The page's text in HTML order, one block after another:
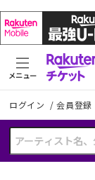
ログイン /会員登録
メニュー